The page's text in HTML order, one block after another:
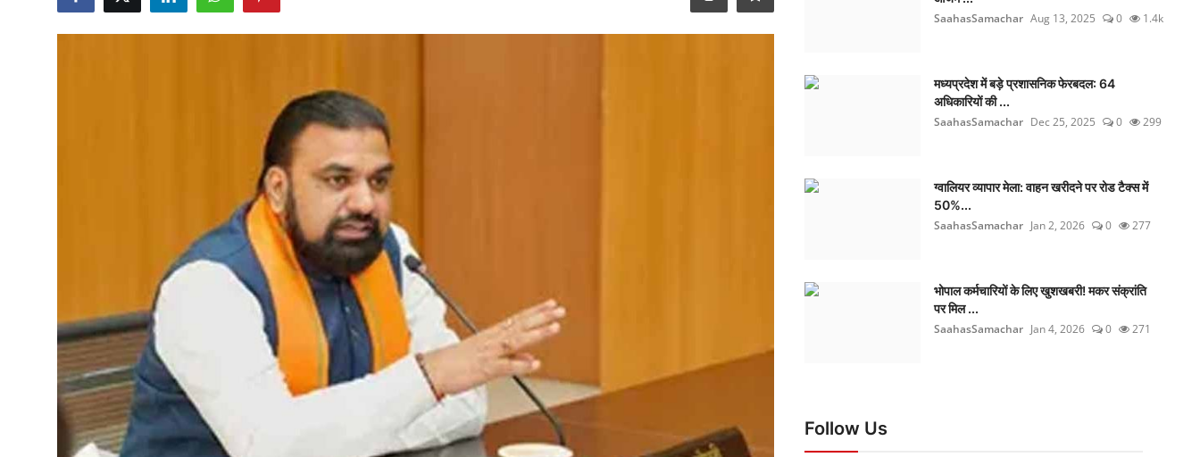
SaahasSamachar Aug 13, 2025 0 1.4k
मध्यप्रदेश में बड़े प्रशासनिक फेरबदल: 64
अधिकारियों की ...
SaahasSamachar Dec 25, 2025 0 299
ग्वालियर व्यापार मेला: वाहन खरीदने पर रोड टैक्स में
50%...
SaahasSamachar Jan 2, 2026 0 277
भोपाल कर्मचारियों के लिए खुशखबरी! मकर संक्रांति
पर मिल ...
SaahasSamachar Jan 4, 2026 0 271
Follow Us